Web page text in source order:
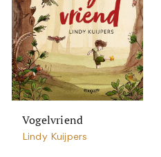
Vogelvriend
Lindy Kuijpers